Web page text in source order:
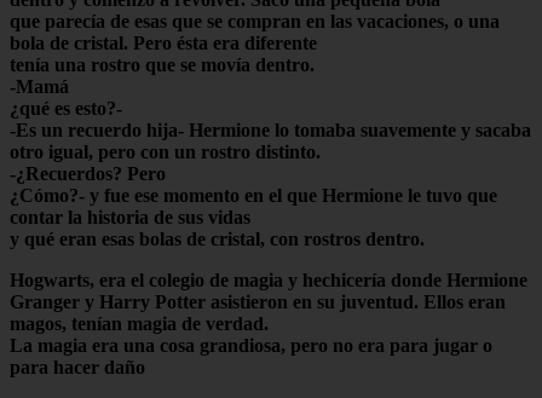
que parecía de esas que se compran en las vacaciones, o una
bola de cristal. Pero ésta era diferente
tenía una rostro que se movía dentro.
-Mamá
¿qué es esto?-
-Es un recuerdo hija- Hermione lo tomaba suavemente y sacaba
otro igual, pero con un rostro distinto.
-¿Recuerdos? Pero
¿Cómo?- y fue ese momento en el que Hermione le tuvo que
contar la historia de sus vidas
y qué eran esas bolas de cristal, con rostros dentro.
Hogwarts, era el colegio de magia y hechicería donde Hermione
Granger y Harry Potter asistieron en su juventud. Ellos eran
magos, tenían magia de verdad.
La magia era una cosa grandiosa, pero no era para jugar o
para hacer daño